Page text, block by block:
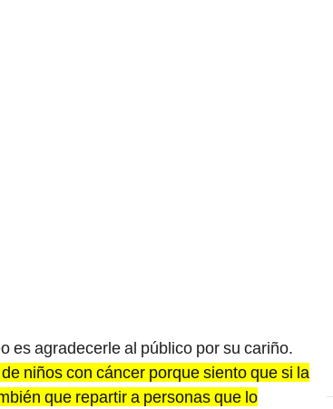
es agradecerle al público por su cariño.
niños con cáncer porque siento que si la
que repartir a personas que lo